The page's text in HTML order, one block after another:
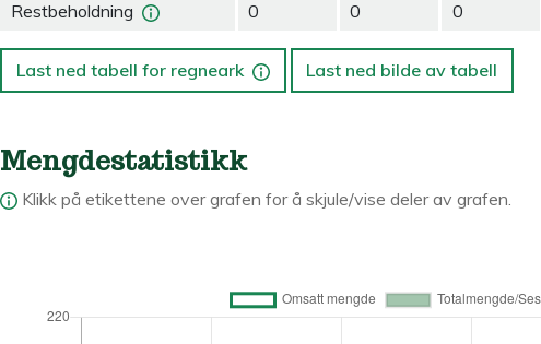
Restbeholdning
0
0
0
Last ned tabell for regneark Last ned bilde av tabell
Mengdestatistikk
Klikk på etikettene over grafen for å skjule/vise deler av grafen.